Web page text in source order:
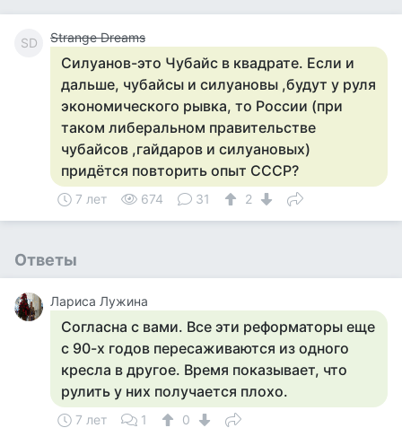
SD Strange Dreams
Силуанов-это Чубайс в квадрате. Если и
дальше, чубайсы и силуановы ,будут у руля
экономического рывка, то России (при
таком либеральном правительстве
чубайсов ,гайдаров и силуановых)
придётся повторить опыт СССР?
7 лет 674 31 2
Ответы
Лариса Лужина
Согласна с вами. Все эти реформаторы еще
с 90-х годов пересаживаются из одного
кресла в другое. Время показывает, что
рулить у них получается плохо.
7 лет 1 0